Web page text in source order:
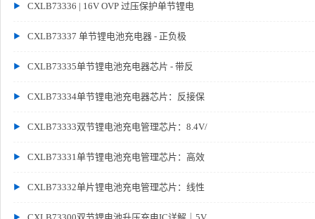
CXLB73336 | 16V OVP 过压保护单节锂电
CXLB73337 单节锂电池充电器 - 正负极
CXLB73335单节锂电池充电器芯片 - 带反
CXLB73334单节锂电池充电器芯片：反接保
CXLB73333双节锂电池充电管理芯片：8.4V/
CXLB73331单节锂电池充电管理芯片：高效
CXLB73332单片锂电池充电管理芯片：线性